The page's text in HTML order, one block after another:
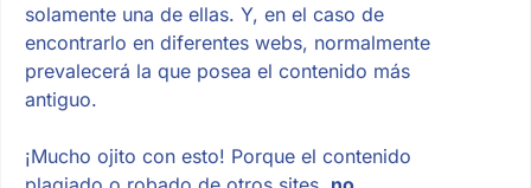
solamente una de ellas. Y, en el caso de
encontrarlo en diferentes webs, normalmente
prevalecerá la que posea el contenido más
antiguo.
¡Mucho ojito con esto! Porque el contenido